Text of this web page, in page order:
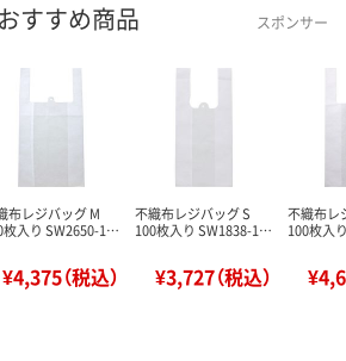
すすめ商品 スポンサー
布レジバッグ M
枚入り SW2650-1…
¥4,375（税込）
不織布レジバッグ S
100枚入り SW1838-1…
¥3,727（税込）
不織布レ
100枚入